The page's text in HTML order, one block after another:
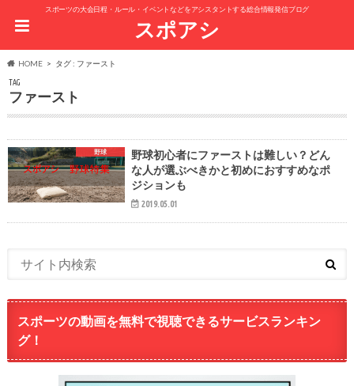
スポーツの大会日程・ルール・イベントなどをアシスタントする総合情報発信ブログ
スポアシ
HOME タグ : ファースト
TAG
ファースト
野球
野球初心者にファーストは難しい？どん
な人が選ぶべきかと初めにおすすめなポ
ジションも
2019.05.01
スポーツの動画を無料で視聴できるサービスランキン
グ！